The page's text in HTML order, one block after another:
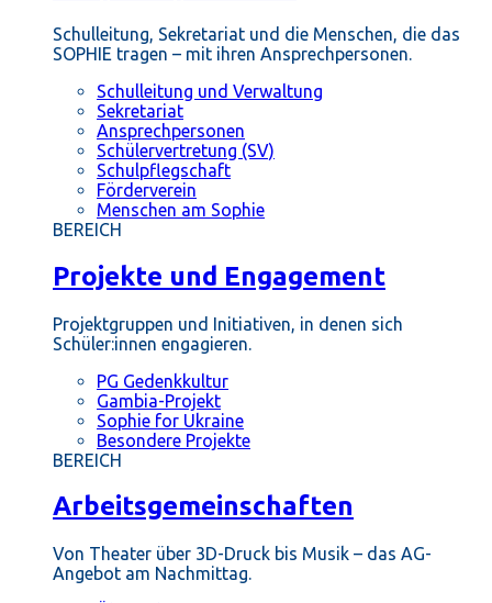
Schulleitung, Sekretariat und die Menschen, die das
SOPHIE tragen – mit ihren Ansprechpersonen.
Schulleitung und Verwaltung
Sekretariat
Ansprechpersonen
Schülervertretung (SV)
Schulpflegschaft
Förderverein
Menschen am Sophie
BEREICH
Projekte und Engagement
Projektgruppen und Initiativen, in denen sich
Schüler:innen engagieren.
PG Gedenkkultur
Gambia-Projekt
Sophie for Ukraine
Besondere Projekte
BEREICH
Arbeitsgemeinschaften
Von Theater über 3D-Druck bis Musik – das AG-
Angebot am Nachmittag.